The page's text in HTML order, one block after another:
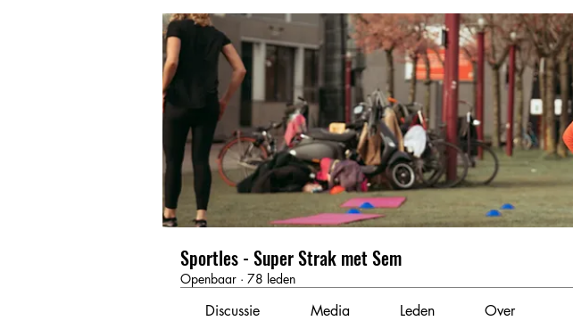
Sportles - Super Strak met Sem
Openbaar · 78 leden
Discussie Media Leden Over